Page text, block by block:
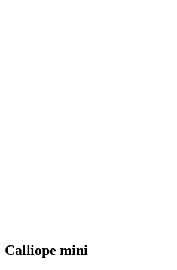
Calliope mini